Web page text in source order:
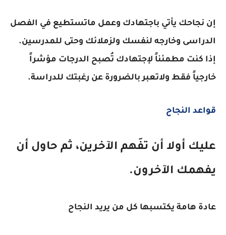
إن نجاحك يأتي باجتهادك وعمل ماتستطيع في الفصل
الدراسى وخارجه لنفسك ولزملائك وحتى للمدرسين.
إذا كنت مطمئناً لإجتهادك تُصبح الدرجات مؤشراً
خارجياً فقط ولاتعبر بالضرورة عن رغبتك للدراسة.
قواعد النجاح
عليك أولا أن تفَهم الآخرين، ثم حاول أن
يفهمك الآخرون.
عادة هامة يكتسبها كل من يريد النجاح